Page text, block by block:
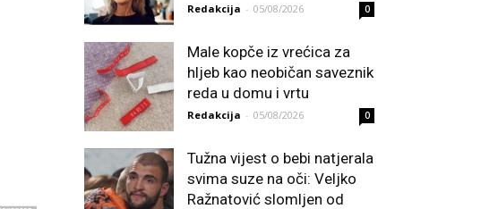
Redakcija - 05/08/2026 0
Male kopče iz vrećica za
hljeb kao neobičan saveznik
reda u domu i vrtu
Redakcija - 05/08/2026 0
Tužna vijest o bebi natjerala
svima suze na oči: Veljko
Ražnatović slomljen od